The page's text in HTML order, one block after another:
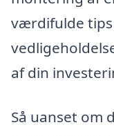
værdifulde
af din
Så uanset om